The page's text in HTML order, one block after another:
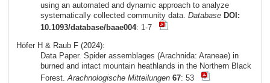
using an automated and dynamic approach to analyze
systematically collected community data. Database DOI:
10.1093/database/baae004: 1-7
Höfer H & Raub F (2024):
Data Paper. Spider assemblages (Arachnida: Araneae) in
burned and intact mountain heathlands in the Northern Black
Forest. Arachnologische Mitteilungen 67: 53